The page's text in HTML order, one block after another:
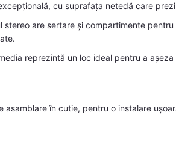
cu suprafața netedă care
are sertare și compartimente
reprezintă un loc ideal pentru a
asamblare în cutie, pentru o instalare